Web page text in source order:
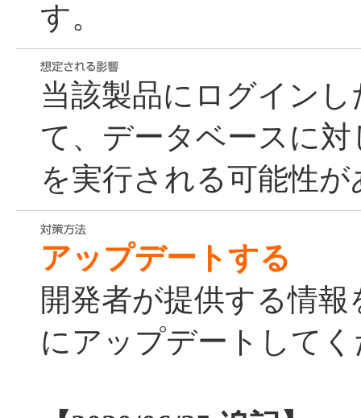
す。
当該製品にログイン
て、データベースに対
を実行される可能性
アップデートする
開発者が提供する情
にアップデートして